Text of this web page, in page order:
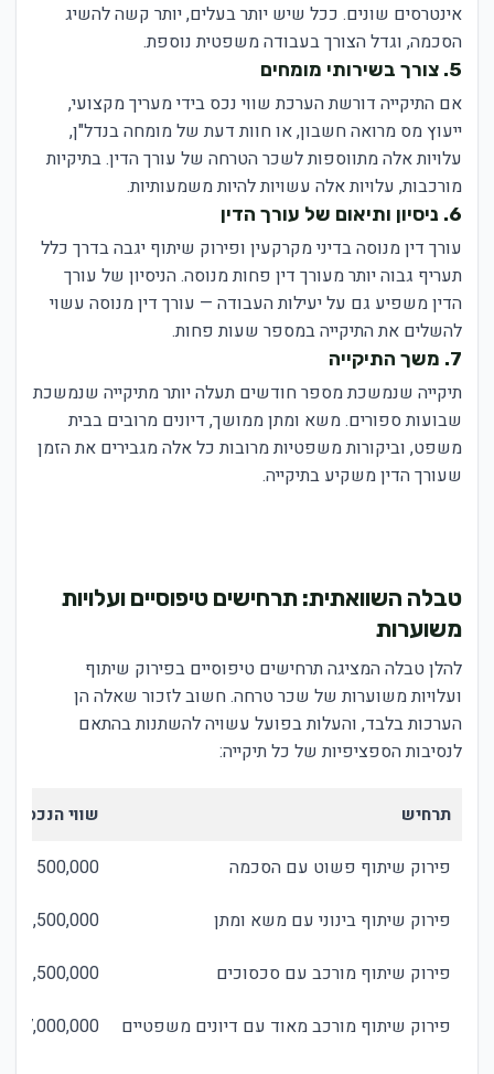
אינטרסים שונים. ככל שיש יותר בעלים, יותר קשה להשיג
הסכמה, וגדל הצורך בעבודה משפטית נוספת.
5. צורך בשירותי מומחים
אם התיקייה דורשת הערכת שווי נכס בידי מעריך מקצועי,
ייעוץ מס מרואה חשבון, או חוות דעת של מומחה בנדל"ן,
עלויות אלה מתווספות לשכר הטרחה של עורך הדין. בתיקיות
מורכבות, עלויות אלה עשויות להיות משמעותיות.
6. ניסיון ותיאום של עורך הדין
עורך דין מנוסה בדיני מקרקעין ופירוק שיתוף יגבה בדרך כלל
תעריף גבוה יותר מעורך דין פחות מנוסה. הניסיון של עורך
הדין משפיע גם על יעילות העבודה — עורך דין מנוסה עשוי
להשלים את התיקייה במספר שעות פחות.
7. משך התיקייה
תיקייה שנמשכת מספר חודשים תעלה יותר מתיקייה שנמשכת
שבועות ספורים. משא ומתן ממושך, דיונים מרובים בבית
משפט, וביקורות משפטיות מרובות כל אלה מגבירים את הזמן
שעורך הדין משקיע בתיקייה.
טבלה השוואתית: תרחישים טיפוסיים ועלויות
משוערות
להלן טבלה המציגה תרחישים טיפוסיים בפירוק שיתוף
ועלויות משוערות של שכר טרחה. חשוב לזכור שאלה הן
הערכות בלבד, והעלות בפועל עשויה להשתנות בהתאם
לנסיבות הספציפיות של כל תיקייה:
תרחיש
שווי הנכס
פירוק שיתוף פשוט עם הסכמה
500,000 - 1,500,000 שקל
פירוק שיתוף בינוני עם משא ומתן
1,500,000 - 3,500,000 שקל
פירוק שיתוף מורכב עם סכסוכים
3,500,000 - 7,000,000 שקל
פירוק שיתוף מורכב מאוד עם דיונים משפטיים
7,000,000+ שקל